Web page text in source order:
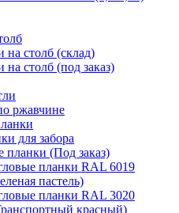
на столб (склад)
на столб (под заказ)
ржавчине
для забора
планки (Под заказ)
планки RAL 6019
пастель)
планки RAL 3020
красный)